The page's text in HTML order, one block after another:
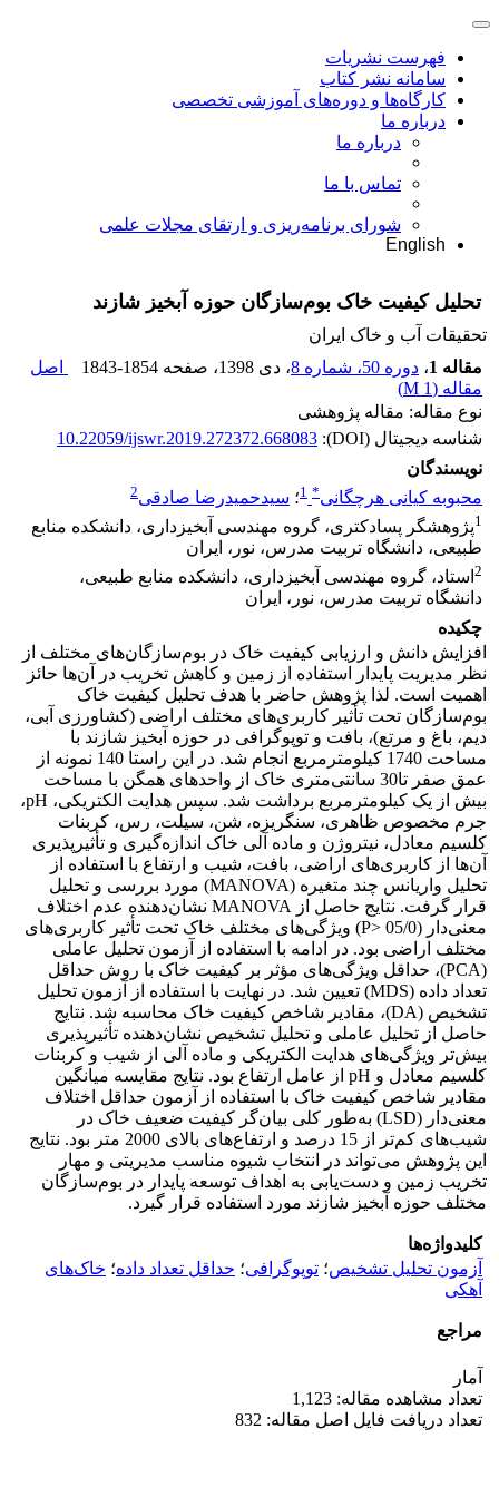
فهرست نشریات
سامانه نشر کتاب
کارگاه‌ها و دوره‌های آموزشی تخصصی
درباره ما
درباره ما
تماس با ما
شورای برنامه‌ریزی و ارتقای مجلات علمی
English
تحلیل کیفیت خاک بوم‌سازگان حوزه آبخیز شازند
تحقیقات آب و خاک ایران
مقاله 1
، دوره 50، شماره 8 ، دی 1398 ، صفحه 1843-1854
اصل
مقاله (1 M
)
نوع مقاله: مقاله پژوهشی
شناسه دیجیتال (DOI):
10.22059/ijswr.2019.272372.668083
نویسندگان
محبوبه کیانی هرچگانی*
1؛ سیدحمیدرضا صادقی2
1پژوهشگر پسادکتری، گروه مهندسی آبخیزداری، دانشکده منابع
طبیعی، دانشگاه تربیت مدرس، نور، ایران
2 استاد، گروه مهندسی آبخیزداری، دانشکده منابع طبیعی،
دانشگاه تربیت مدرس، نور، ایران
چکیده
افزایش دانش و ارزیابی کیفیت خاک در بوم‌سازگان‌های مختلف از
نظر مدیریت پایدار استفاده از زمین و کاهش تخریب در آن‌ها حائز
اهمیت است. لذا پژوهش حاضر با هدف تحلیل کیفیت خاک
بوم‌سازگان تحت تأثیر کاربری‌های مختلف اراضی (کشاورزی آبی،
دیم، باغ و مرتع)، بافت و توپوگرافی در حوزه آبخیز شازند با
مساحت 1740 کیلومترمربع انجام شد. در این راستا 140 نمونه از
عمق صفر تا30 سانتی‌متری خاک از واحدهای همگن با مساحت
بیش از یک کیلومترمربع برداشت شد. سپس هدایت الکتریکی، pH،
جرم مخصوص ظاهری، سنگریزه، شن، سیلت، رس، کربنات
کلسیم معادل، نیتروژن و ماده آلی خاک اندازه‌گیری و تأثیرپذیری
آن‌ها از کاربری‌های اراضی، بافت، شیب و ارتفاع با استفاده از
تحلیل واریانس چند متغیره (MANOVA) مورد بررسی و تحلیل
قرار گرفت. نتایج حاصل از MANOVA نشان‌دهنده عدم اختلاف
معنی‌دار (05/0 <P) ویژگی‌های مختلف خاک تحت تأثیر کاربری‌های
مختلف اراضی بود. در ادامه با استفاده از آزمون تحلیل عاملی
(PCA)، حداقل ویژگی‌های مؤثر بر کیفیت خاک با روش حداقل
تعداد داده (MDS) تعیین شد. در نهایت با استفاده از آزمون تحلیل
تشخیص (DA)، مقادیر شاخص کیفیت خاک محاسبه شد. نتایج
حاصل از تحلیل عاملی و تحلیل تشخیص نشان‌دهنده تأثیرپذیری
بیش‌تر ویژگی‌های هدایت الکتریکی و ماده آلی از شیب و کربنات
کلسیم معادل و pH از عامل ارتفاع بود. نتایج مقایسه میانگین
مقادیر شاخص کیفیت خاک با استفاده از آزمون حداقل اختلاف
معنی‌دار (LSD) به‌طور کلی بیان‌گر کیفیت ضعیف خاک در
شیب‌های کم‌تر از 15 درصد و ارتفاع‌های بالای 2000 متر بود. نتایج
این پژوهش می‌تواند در انتخاب شیوه مناسب مدیریتی و مهار
تخریب زمین و دست‌یابی به اهداف توسعه پایدار در بوم‌سازگان
مختلف حوزه آبخیز شازند مورد استفاده قرار گیرد.
کلیدواژه‌ها
آزمون تحلیل تشخیص؛ توپوگرافی؛ حداقل تعداد داده؛ خاک‌های
آهکی
مراجع
آمار
تعداد مشاهده مقاله: 1,123
تعداد دریافت فایل اصل مقاله: 832